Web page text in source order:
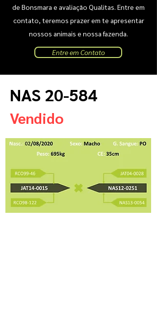
de Bonsmara e avaliação Qualitas. Entre em
contato, teremos prazer em te apresentar
nossos animais e nossa fazenda.
Entre em Contato
NAS 20-584
Vendido